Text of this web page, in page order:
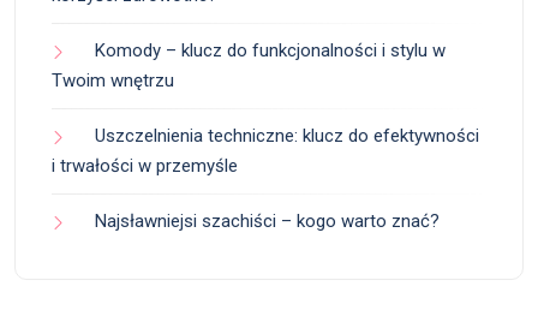
Komody – klucz do funkcjonalności i stylu w
Twoim wnętrzu
Uszczelnienia techniczne: klucz do efektywności
i trwałości w przemyśle
Najsławniejsi szachiści – kogo warto znać?